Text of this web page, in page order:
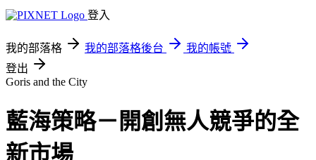
登入
我的部落格 我的部落格後台
我的帳號
登出
Goris and the City
藍海策略－開創無人競爭的全
新市場